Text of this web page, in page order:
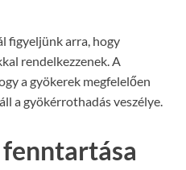
figyeljünk arra, hogy
rendelkezzenek. A
a gyökerek megfelelően
a gyökérrothadás veszélye.